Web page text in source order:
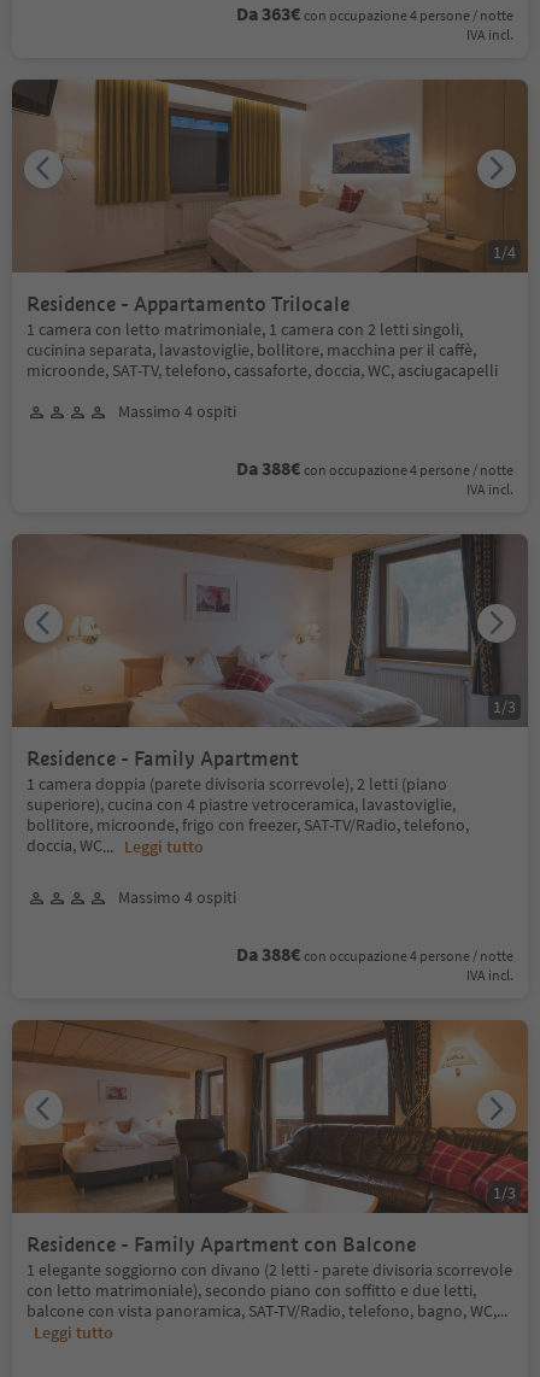
Da 363€ con occupazione 4 persone / notte
IVA incl.
Residence - Appartamento Trilocale
1 camera con letto matrimoniale, 1 camera con 2 letti singoli,
cucinina separata, lavastoviglie, bollitore, macchina per il caffè,
microonde, SAT-TV, telefono, cassaforte, doccia, WC, asciugacapelli
Massimo 4 ospiti
Da 388€ con occupazione 4 persone / notte
IVA incl.
1/4
Residence - Family Apartment
1 camera doppia (parete divisoria scorrevole), 2 letti (piano
superiore), cucina con 4 piastre vetroceramica, lavastoviglie,
bollitore, microonde, frigo con freezer, SAT-TV/Radio, telefono,
doccia, WC... Leggi tutto
Massimo 4 ospiti
Da 388€ con occupazione 4 persone / notte
IVA incl.
1/3
Residence - Family Apartment con Balcone
1 elegante soggiorno con divano (2 letti - parete divisoria scorrevole
con letto matrimoniale), secondo piano con soffitto e due letti,
balcone con vista panoramica, SAT-TV/Radio, telefono, bagno, WC,...
Leggi tutto
1/3